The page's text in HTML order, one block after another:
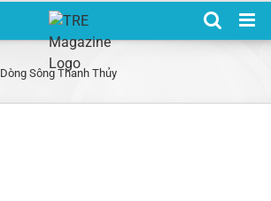
Dòng Sông Thanh Thủy